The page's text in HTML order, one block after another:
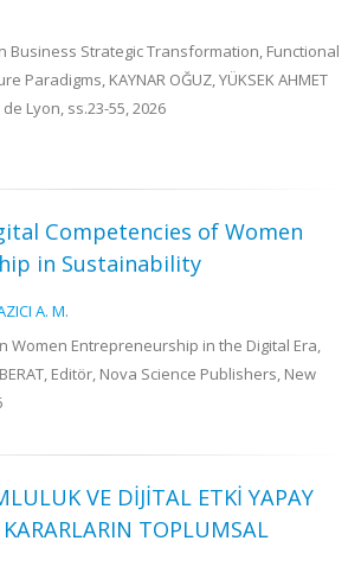
Business Strategic Transformation, Functional
Paradigms, KAYNAR OĞUZ, YÜKSEK AHMET
Lyon, ss.23-55, 2026
Competencies of Women
in Sustainability
A. M.
Women Entrepreneurship in the Digital Era,
BERAT, Editör, Nova Science Publishers, New
VE DİJİTAL ETKİ YAPAY
TOPLUMSAL